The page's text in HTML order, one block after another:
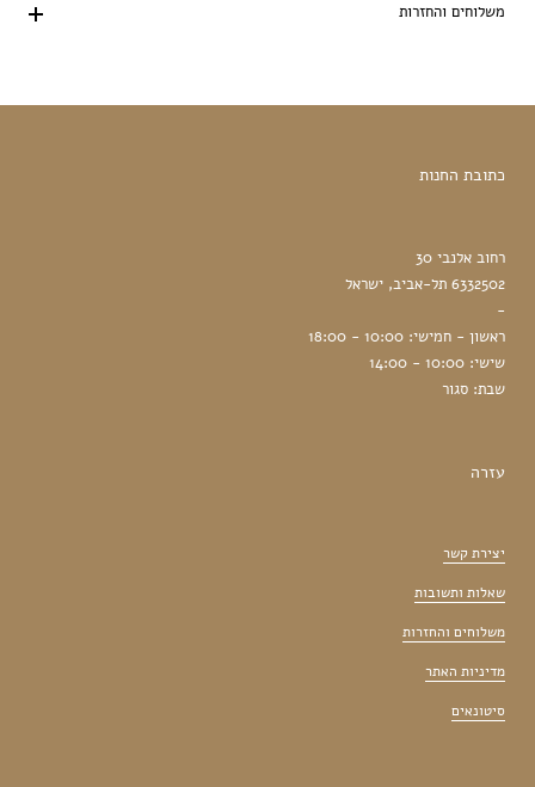
משלוחים והחזרות
כתובת החנות
רחוב אלנבי 30
6332502 תל-אביב, ישראל
-
ראשון - חמישי: 10:00 - 18:00
שישי: 10:00 - 14:00
שבת: סגור
עזרה
יצירת קשר
שאלות ותשובות
משלוחים והחזרות
מדיניות האתר
סיטונאים